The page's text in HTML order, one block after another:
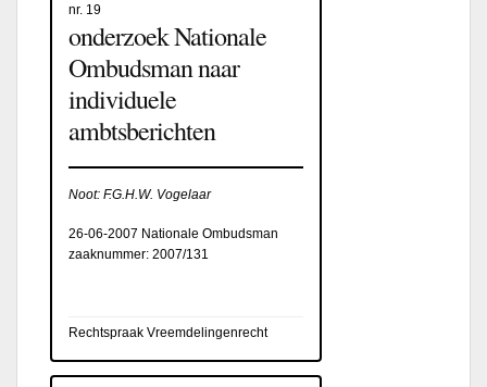
nr. 19
onderzoek Nationale
Ombudsman naar
individuele
ambtsberichten
Noot: F.G.H.W. Vogelaar
26-06-2007 Nationale Ombudsman
zaaknummer: 2007/131
Rechtspraak Vreemdelingenrecht